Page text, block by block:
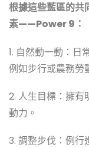
根據這些藍區的共
素——Power 9：
1. 自然動一動：日
例如步行或農務勞
2. 人生目標：擁有
動力。
3. 調整步伐：例